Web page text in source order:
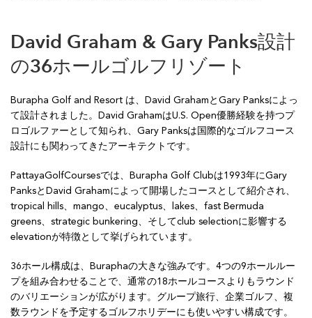
David Graham & Gary Panks設計
の36ホールゴルフリゾート
Burapha Golf and Resort は、David GrahamとGary Panksによっ
て設計されました。David GrahamはU.S. Open優勝経験を持つプ
ロゴルファーとして知られ、Gary Panksは国際的なゴルフコース
設計にも関わってきたアーキテクトです。
PattayaGolfCoursesでは、Burapha Golf Clubは1993年にGary
PanksとDavid Grahamによって開場したコースとして紹介され、
tropical hills、mango、eucalyptus、lakes、fast Bermuda
greens、strategic bunkering、そしてclub selectionに影響する
elevationが特徴として挙げられています。
36ホール構成は、Buraphaの大きな強みです。4つの9ホールルー
プを組み合わせることで、通常の18ホールコースよりもラウンド
のバリエーションが広がります。グループ旅行、企業ゴルフ、複
数ラウンドを予定するゴルフホリデーにも使いやすい構成です。